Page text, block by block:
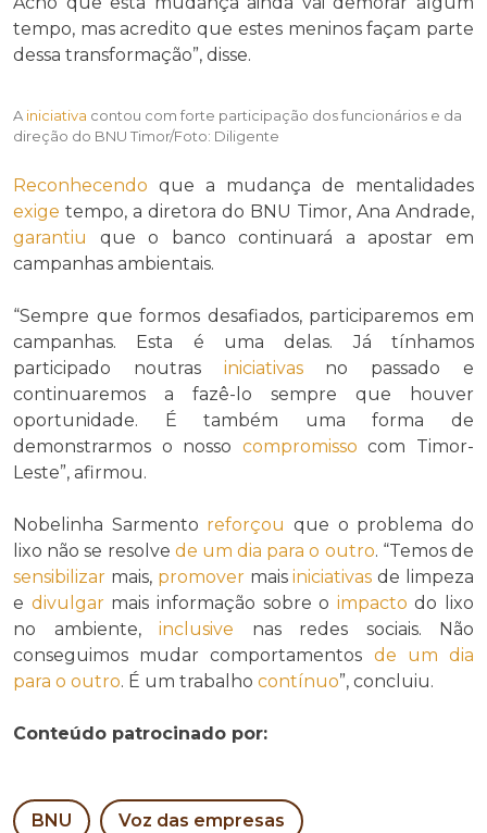
tempo, mas acredito que estes meninos façam parte
dessa transformação”, disse.
A iniciativa contou com forte participação dos funcionários e da
direção do BNU Timor/Foto: Diligente
Reconhecendo que a mudança de mentalidades
exige tempo, a diretora do BNU Timor, Ana Andrade,
garantiu
que o banco continuará a apostar em
campanhas ambientais.
“Sempre que formos desafiados, participaremos em
campanhas. Esta é uma delas. Já tínhamos
participado noutras iniciativasno passado e
continuaremos a fazê-lo sempre que houver
oportunidade. É também uma forma de
demonstrarmos o nosso compromisso com Timor-
Leste”, afirmou.
Nobelinha Sarmento reforçou que o problema do
lixo não se resolve de um dia para o outro. “Temos de
sensibilizar mais, promovermaisiniciativas de limpeza
e divulgarmais informação sobre o impacto do lixo
no ambiente, inclusive nas redes sociais. Não
conseguimos mudar comportamentos de um dia
para o outro. É um trabalho contínuo”, concluiu.
Conteúdo patrocinado por:
BNU Voz das empresas